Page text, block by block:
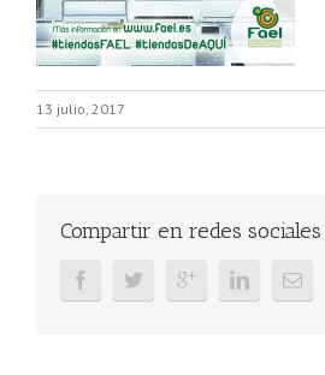
13 julio, 2017
Compartir en redes sociales